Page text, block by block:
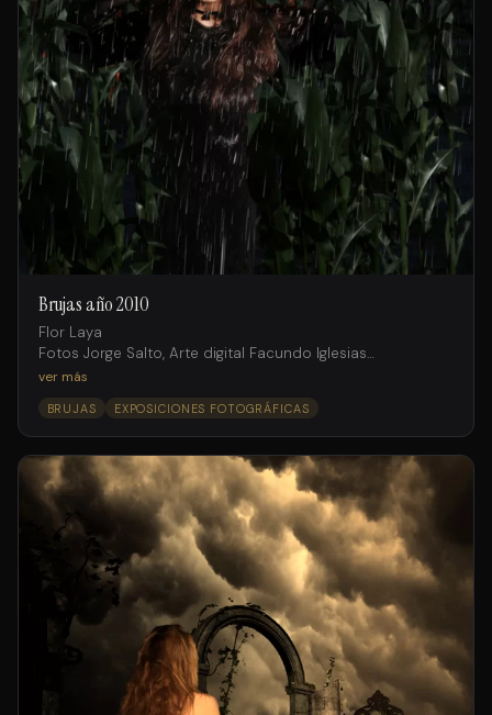
Brujas año 2010
Flor Laya
Fotos Jorge Salto, Arte digital Facundo Iglesias
Agencia Internacional Models
Producción
Mariana Solís
Asistentes de producción
Gustavo D’andraia
Jorge Salto (h)
Make-Up y Pelo
Bea Belaustegui
para Purpura Hair Space
ver más
BRUJAS EXPOSICIONES FOTOGRÁFICAS